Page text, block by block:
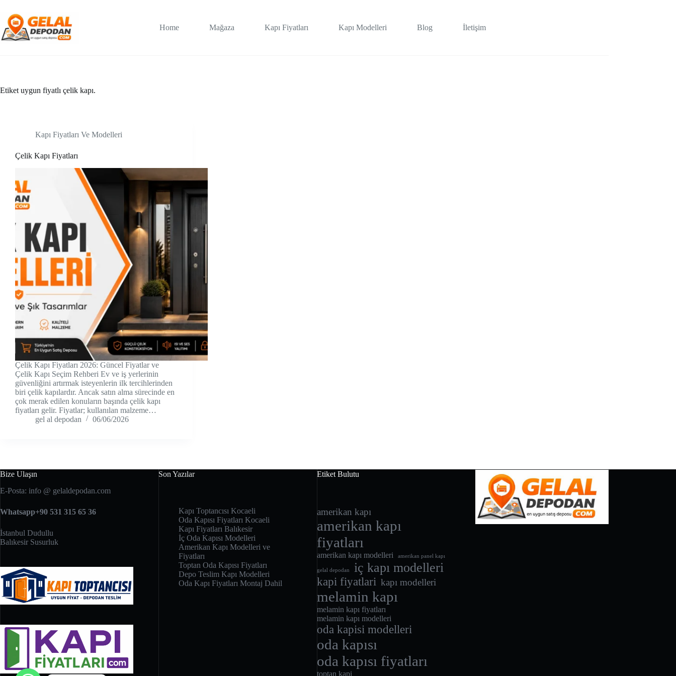
content
Home Mağaza Kapı Fiyatları Kapı Modelleri Blog İletişim
Etiket uygun fiyatlı çelik kapı.
Kapı Fiyatları Ve Modelleri
Çelik Kapı Fiyatları
Çelik Kapı Fiyatları 2026: Güncel Fiyatlar ve
Çelik Kapı Seçim Rehberi Ev ve iş yerlerinin
güvenliğini artırmak isteyenlerin ilk tercihlerinden
biri çelik kapılardır. Ancak satın alma sürecinde en
çok merak edilen konuların başında çelik kapı
fiyatları gelir. Fiyatlar; kullanılan malzeme…
gel al depodan
06/06/2026
Bize Ulaşın
E-Posta: info @ gelaldepodan.com
Whatsapp+90 531 315 65 36
İstanbul Dudullu
Balıkesir Susurluk
Son Yazılar
Kapı Toptancısı Kocaeli
Oda Kapısı Fiyatları Kocaeli
Kapı Fiyatları Balıkesir
İç Oda Kapısı Modelleri
Amerikan Kapı Modelleri ve
Fiyatları
Toptan Oda Kapısı Fiyatları
Depo Teslim Kapı Modelleri
Oda Kapı Fiyatları Montaj Dahil
Etiket Bulutu
amerikan kapı
amerikan kapı
fiyatları
amerikan kapı modelleri amerikan panel kapı
gelal depodan iç kapı modelleri
kapi fiyatlari kapı modelleri
melamin kapı
melamin kapı fiyatları
melamin kapı modelleri
oda kapisi modelleri
oda kapısı
oda kapısı fiyatları
toptan kapi